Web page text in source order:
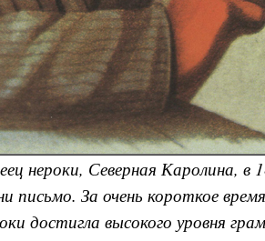
нероки, Северная Каролина, в
письмо. За очень короткое
достигла высокого уровня